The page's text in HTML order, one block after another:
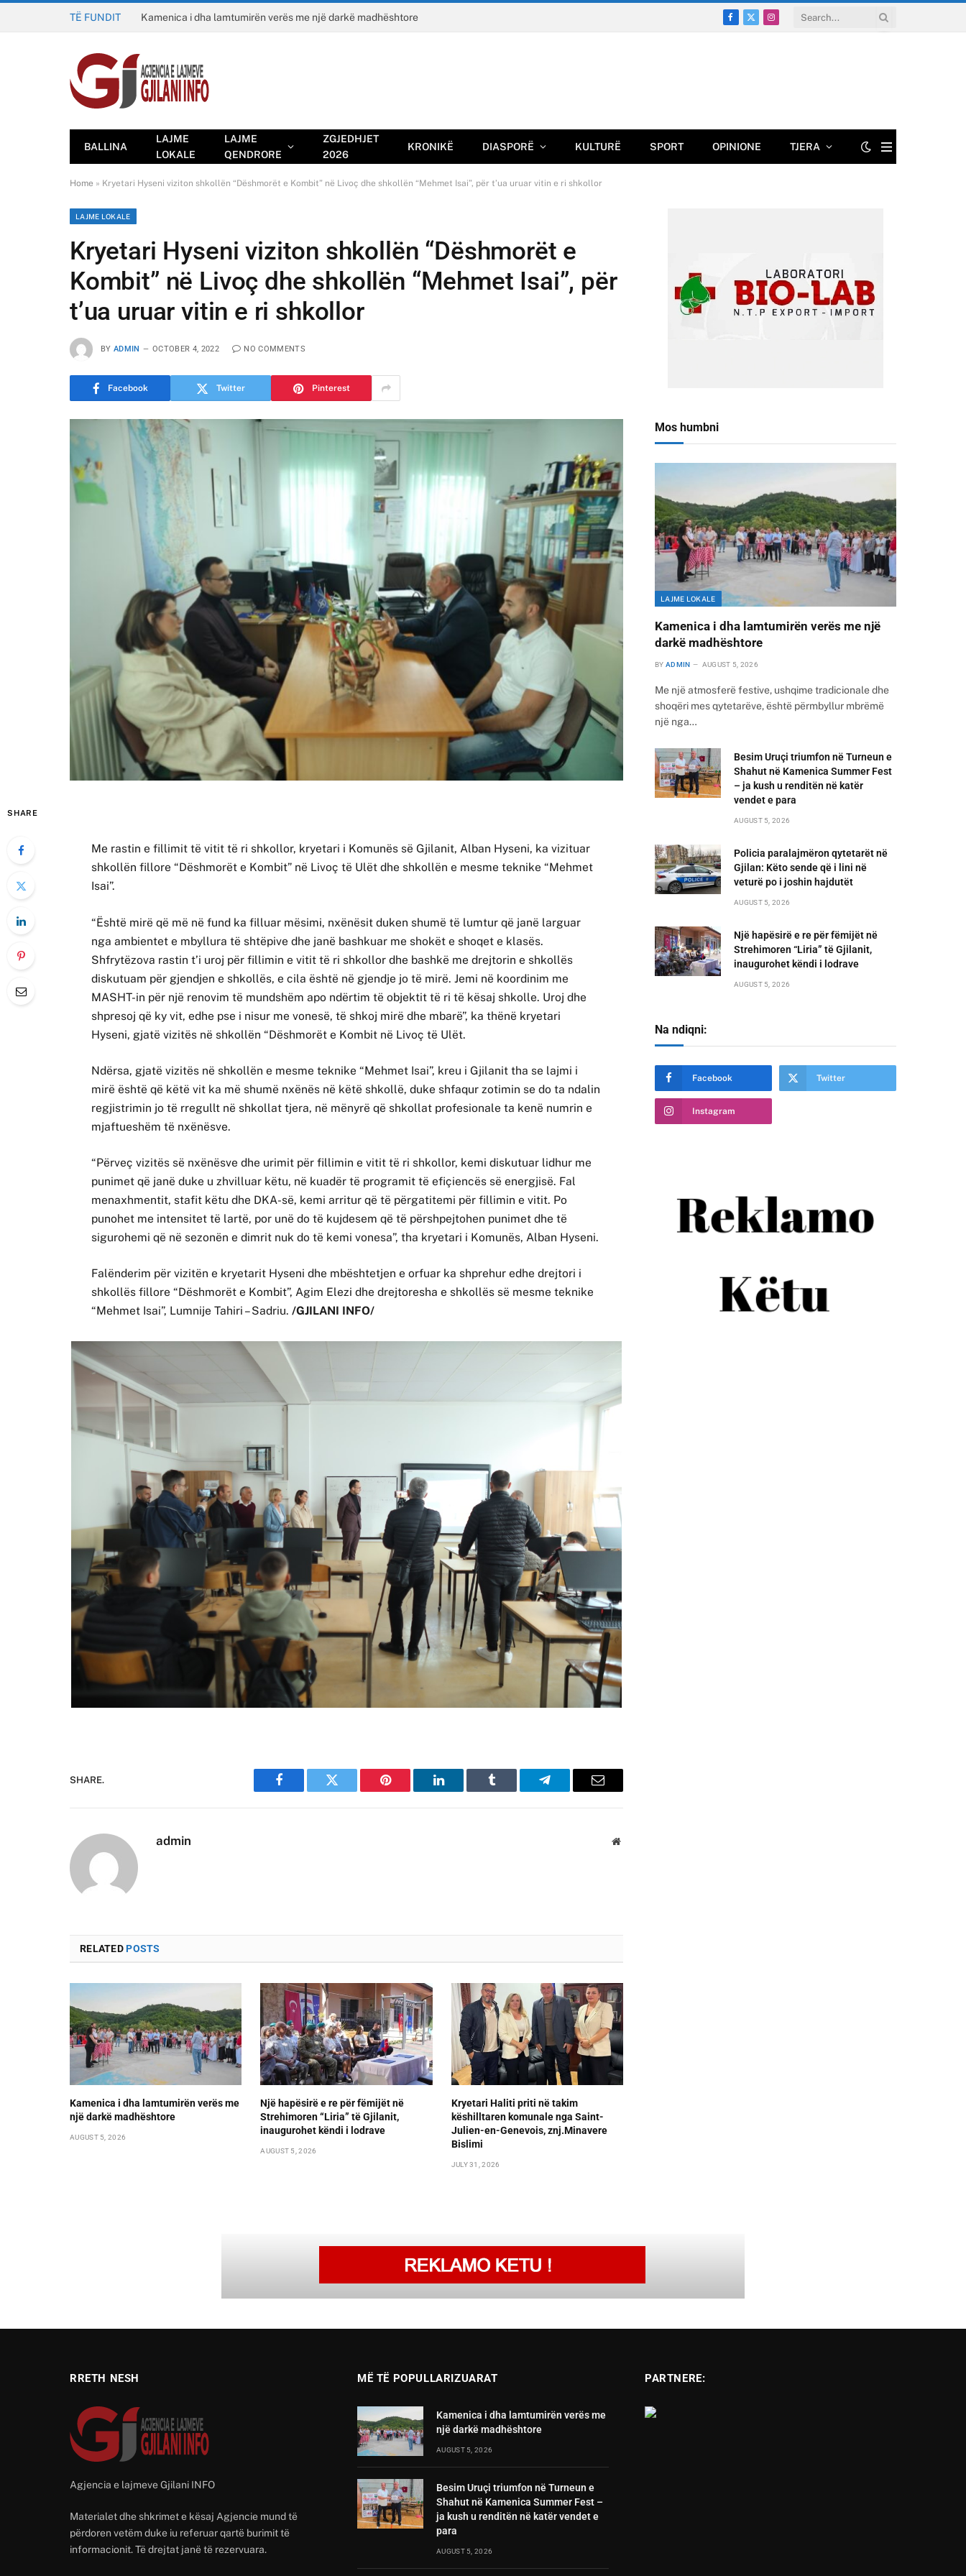
TË FUNDIT Kamenica i dha lamtumirën verës me një darkë madhështore
Facebook
X
Instagram
BALLINA
LAJME
LOKALE
LAJME
QENDRORE
ZGJEDHJET
2026
KRONIKË DIASPORË KULTURË SPORT OPINIONE TJERA
Home » Kryetari Hyseni viziton shkollën “Dëshmorët e Kombit” në Livoç dhe shkollën “Mehmet Isai”, për t’ua uruar vitin e ri shkollor
LAJME LOKALE
Kryetari Hyseni viziton shkollën “Dëshmorët e
Kombit” në Livoç dhe shkollën “Mehmet Isai”, për
t’ua uruar vitin e ri shkollor
BY ADMIN OCTOBER 4, 2022 NO COMMENTS
Facebook Twitter Pinterest
SHARE
Me rastin e fillimit të vitit të ri shkollor, kryetari i Komunës së Gjilanit, Alban Hyseni, ka vizituar
shkollën fillore “Dëshmorët e Kombit” në Livoç të Ulët dhe shkollën e mesme teknike “Mehmet
Isai”.
“Është mirë që më në fund ka filluar mësimi, nxënësit duken shumë të lumtur që janë larguar
nga ambientet e mbyllura të shtëpive dhe janë bashkuar me shokët e shoqet e klasës.
Shfrytëzova rastin t’i uroj për fillimin e vitit të ri shkollor dhe bashkë me drejtorin e shkollës
diskutuam për gjendjen e shkollës, e cila është në gjendje jo të mirë. Jemi në koordinim me
MASHT-in për një renovim të mundshëm apo ndërtim të objektit të ri të kësaj shkolle. Uroj dhe
shpresoj që ky vit, edhe pse i nisur me vonesë, të shkoj mirë dhe mbarë”, ka thënë kryetari
Hyseni, gjatë vizitës në shkollën “Dëshmorët e Kombit në Livoç të Ulët.
Ndërsa, gjatë vizitës në shkollën e mesme teknike “Mehmet Isai”, kreu i Gjilanit tha se lajmi i
mirë është që këtë vit ka më shumë nxënës në këtë shkollë, duke shfaqur zotimin se do ta ndalin
regjistrimin jo të rregullt në shkollat tjera, në mënyrë që shkollat profesionale ta kenë numrin e
mjaftueshëm të nxënësve.
“Përveç vizitës së nxënësve dhe urimit për fillimin e vitit të ri shkollor, kemi diskutuar lidhur me
punimet që janë duke u zhvilluar këtu, në kuadër të programit të efiçiencës së energjisë. Fal
menaxhmentit, stafit këtu dhe DKA-së, kemi arritur që të përgatitemi për fillimin e vitit. Po
punohet me intensitet të lartë, por unë do të kujdesem që të përshpejtohen punimet dhe të
sigurohemi që në sezonën e dimrit nuk do të kemi vonesa”, tha kryetari i Komunës, Alban Hyseni.
Falënderim për vizitën e kryetarit Hyseni dhe mbështetjen e orfuar ka shprehur edhe drejtori i
shkollës fillore “Dëshmorët e Kombit”, Agim Elezi dhe drejtoresha e shkollës së mesme teknike
“Mehmet Isai”, Lumnije Tahiri – Sadriu./GJILANI INFO/
SHARE.
Facebook Twitter Pinterest LinkedIn Tumblr Telegram Email
admin Website
RELATEDPOSTS
Kamenica i dha lamtumirën verës me
një darkë madhështore
AUGUST 5, 2026
Një hapësirë e re për fëmijët në
Strehimoren “Liria” të Gjilanit,
inaugurohet këndi i lodrave
AUGUST 5, 2026
Kryetari Haliti priti në takim
këshilltaren komunale nga Saint-
Julien-en-Genevois, znj.Minavere
Bislimi
JULY 31, 2026
Mos humbni
LAJME LOKALE
Kamenica i dha lamtumirën verës me një
darkë madhështore
BY ADMIN AUGUST 5, 2026
Me një atmosferë festive, ushqime tradicionale dhe
shoqëri mes qytetarëve, është përmbyllur mbrëmë
një nga…
Besim Uruçi triumfon në Turneun e
Shahut në Kamenica Summer Fest
– ja kush u renditën në katër
vendet e para
AUGUST 5, 2026
Policia paralajmëron qytetarët në
Gjilan: Këto sende që i lini në
veturë po i joshin hajdutët
AUGUST 5, 2026
Një hapësirë e re për fëmijët në
Strehimoren “Liria” të Gjilanit,
inaugurohet këndi i lodrave
AUGUST 5, 2026
Na ndiqni:
Facebook Twitter
Instagram
RRETH NESH
Agjencia e lajmeve Gjilani INFO
Materialet dhe shkrimet e kësaj Agjencie mund të
përdoren vetëm duke iu referuar qartë burimit të
informacionit. Të drejtat janë të rezervuara.
MË TË POPULLARIZUARAT
Kamenica i dha lamtumirën verës me
një darkë madhështore
AUGUST 5, 2026
Besim Uruçi triumfon në Turneun e
Shahut në Kamenica Summer Fest –
ja kush u renditën në katër vendet e
para
AUGUST 5, 2026
PARTNERE: